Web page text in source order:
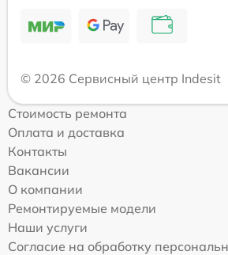
© 2026 Сервисный центр Indesit
Стоимость ремонта
Оплата и доставка
Контакты
Вакансии
О компании
Ремонтируемые модели
Наши услуги
Согласие на обработку